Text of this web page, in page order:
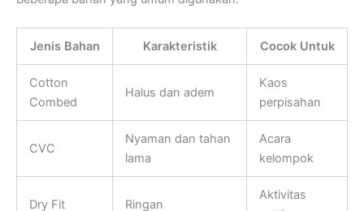
Jenis Bahan Karakteristik Cocok Untuk
Cotton
Combed
Halus dan adem
Kaos
perpisahan
CVC
Nyaman dan tahan
lama
Acara
kelompok
Dry Fit Ringan
Aktivitas